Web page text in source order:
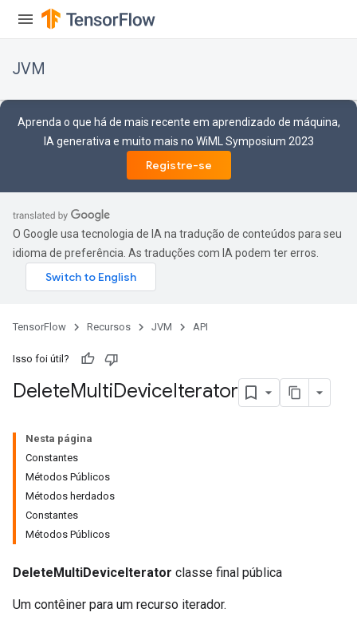
JVM
Aprenda o que há de mais recente em aprendizado de máquina,
IA generativa e muito mais no WiML Symposium 2023
Registre-se
O Google usa tecnologia de IA na tradução de conteúdos para seu
idioma de preferência. As traduções com IA podem ter erros.
TensorFlow Recursos JVM API
Isso foi útil?
DeleteMultiDeviceIterator
Nesta página
Constantes
Métodos Públicos
Métodos herdados
Constantes
Métodos Públicos
DeleteMultiDeviceIterator classe final pública
Um contêiner para um recurso iterador.